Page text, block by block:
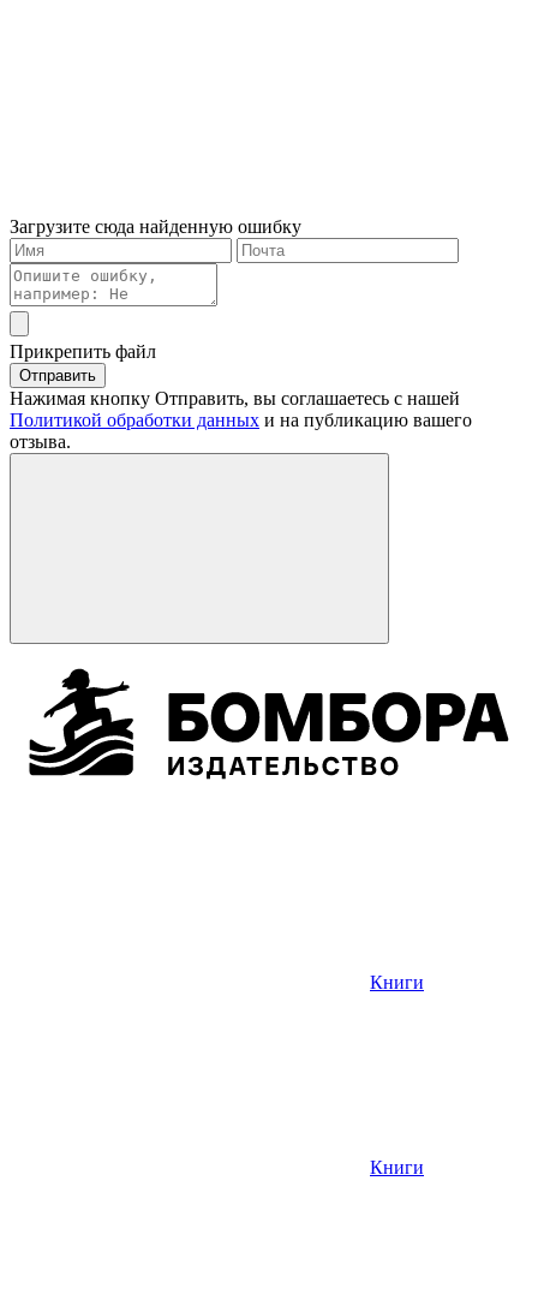
Загрузите сюда найденную ошибку
Прикрепить файл
Отправить
Нажимая кнопку Отправить, вы соглашаетесь с нашей
Политикой обработки данных и на публикацию вашего
отзыва.
Книги
Книги